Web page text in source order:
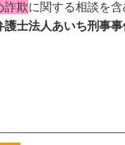
詐欺に関する相談を含
護士法人あいち刑事